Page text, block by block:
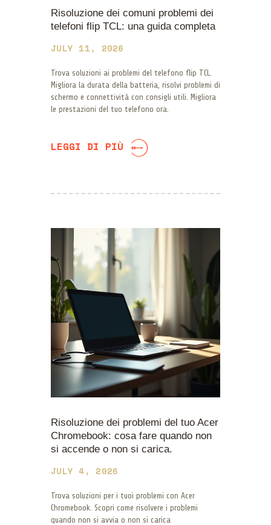
Risoluzione dei comuni problemi dei
telefoni flip TCL: una guida completa
JULY 11, 2026
Trova soluzioni ai problemi del telefono flip TCL.
Migliora la durata della batteria, risolvi problemi di
schermo e connettività con consigli utili. Migliora
le prestazioni del tuo telefono ora.
LEGGI DI PIÙ
Risoluzione dei problemi del tuo Acer
Chromebook: cosa fare quando non
si accende o non si carica.
JULY 4, 2026
Trova soluzioni per i tuoi problemi con Acer
Chromebook. Scopri come risolvere i problemi
quando non si avvia o non si carica